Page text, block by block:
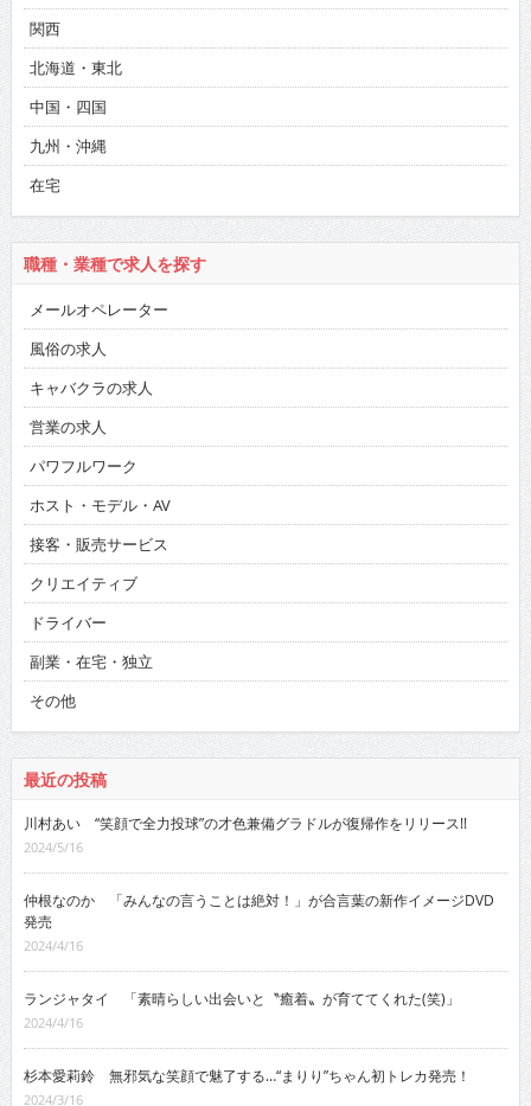
関西
北海道・東北
中国・四国
九州・沖縄
在宅
職種・業種で求人を探す
メールオペレーター
風俗の求人
キャバクラの求人
営業の求人
パワフルワーク
ホスト・モデル・AV
接客・販売サービス
クリエイティブ
ドライバー
副業・在宅・独立
その他
最近の投稿
川村あい “笑顔で全力投球”の才色兼備グラドルが復帰作をリリース!!
2024/5/16
仲根なのか 「みんなの言うことは絶対！」が合言葉の新作イメージDVD
発売
2024/4/16
ランジャタイ 「素晴らしい出会いと〝癒着〟が育ててくれた(笑)」
2024/4/16
杉本愛莉鈴 無邪気な笑顔で魅了する…“まりり”ちゃん初トレカ発売！
2024/3/16